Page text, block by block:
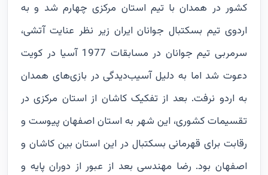
کشور در همدان با تیم استان مرکزی چهارم شد و به
اردوی تیم بسکتبال جوانان ایران زیر نظر عنایت‌ آتشی،
سرمربی تیم جوانان در مسابقات 1977 آسیا در کویت
دعوت شد اما به دلیل آسیب‌دیدگی در بازی‌های همدان
به اردو نرفت. بعد از تفکیک کاشان از استان مرکزی در
تقسیمات کشوری، این شهر به استان اصفهان پیوست و
رقابت برای قهرمانی بسکتبال در این استان بین کاشان و
اصفهان بود. رضا مهندسی بعد از عبور از دوران پایه و